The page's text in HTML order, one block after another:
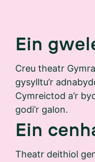
Ein
Creu theatr
gysylltu’r
Cymreictod a’r
godi’r galon.
Ein
Theatr deithiol